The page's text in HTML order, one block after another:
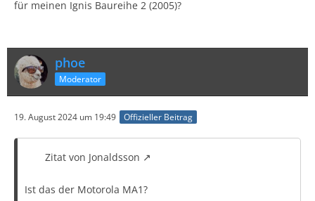
für meinen Ignis Baureihe 2 (2005)?
phoe
Moderator
19. August 2024 um 19:49 Offizieller Beitrag
Zitat von Jonaldsson
Ist das der Motorola MA1?